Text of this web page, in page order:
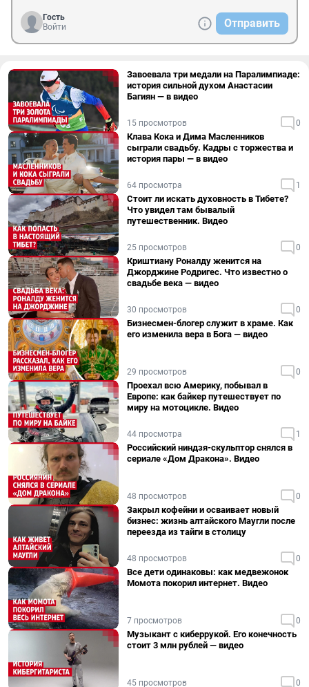
Гость
Войти
Отправить
Завоевала три медали на Паралимпиаде:
история сильной духом Анастасии
Багиян — в видео
15 просмотров 0
Клава Кока и Дима Масленников
сыграли свадьбу. Кадры с торжества и
история пары — в видео
64 просмотра 1
Стоит ли искать духовность в Тибете?
Что увидел там бывалый
путешественник. Видео
25 просмотров 0
Криштиану Роналду женится на
Джорджине Родригес. Что известно о
свадьбе века — видео
30 просмотров 0
Бизнесмен-блогер служит в храме. Как
его изменила вера в Бога — видео
29 просмотров 0
Проехал всю Америку, побывал в
Европе: как байкер путешествует по
миру на мотоцикле. Видео
44 просмотра 1
Российский ниндзя-скульптор снялся в
сериале «Дом Дракона». Видео
48 просмотров 0
Закрыл кофейни и осваивает новый
бизнес: жизнь алтайского Маугли после
переезда из тайги в столицу
48 просмотров 0
Все дети одинаковы: как медвежонок
Момота покорил интернет. Видео
7 просмотров 0
Музыкант с киберрукой. Его конечность
стоит 3 млн рублей — видео
45 просмотров 0